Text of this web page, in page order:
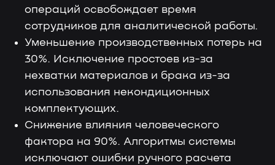
операций освобождает время
сотрудников для аналитической работы.
Уменьшение производственных потерь на
30%. Исключение простоев из-за
нехватки материалов и брака из-за
использования некондиционных
комплектующих.
Снижение влияния человеческого
фактора на 90%. Алгоритмы системы
исключают ошибки ручного расчета
Менеджер
Чтобы помочь с интеграцией
и запуском коммуникаций
Чат поддержки
С ответом за 5 минут — для любых
технических вопросов